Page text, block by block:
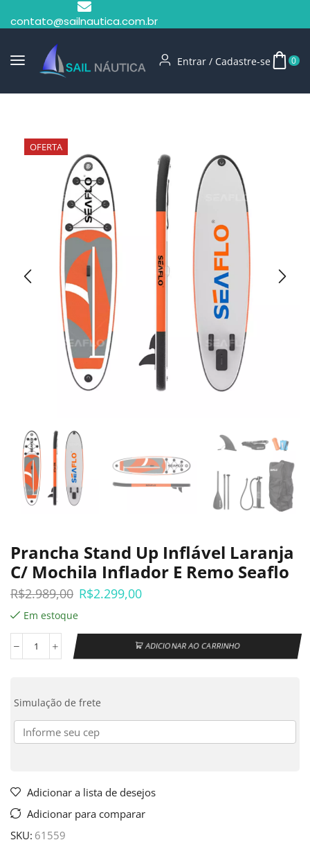
contato@sailnautica.com.br
Entrar / Cadastre-se 0
OFERTA
Prancha Stand Up Inflável Laranja
C/ Mochila Inflador E Remo Seaflo
R$2.989,00 R$2.299,00
Em estoque
ADICIONAR AO CARRINHO
Simulação de frete
Adicionar a lista de desejos
Adicionar para comparar
SKU: 61559